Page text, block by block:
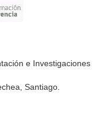
e Investigaciones
Santiago.